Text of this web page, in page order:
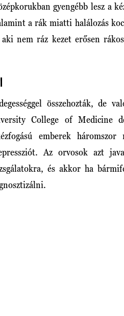
gyengébb lesz a
a rák miatti halálozás
nem ráz kezet erősen
összehozták, de
College of Medicine
emberek háromszor
Az orvosok azt
és akkor ha